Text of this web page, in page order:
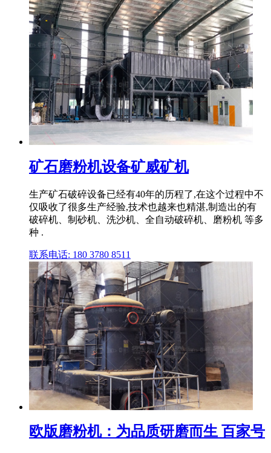
矿石磨粉机设备矿威矿机
生产矿石破碎设备已经有40年的历程了,在这个过程中不
仅吸收了很多生产经验,技术也越来也精湛,制造出的有
破碎机、制砂机、洗沙机、全自动破碎机、磨粉机 等多
种 .
联系电话: 180 3780 8511
欧版磨粉机：为品质研磨而生 百家号